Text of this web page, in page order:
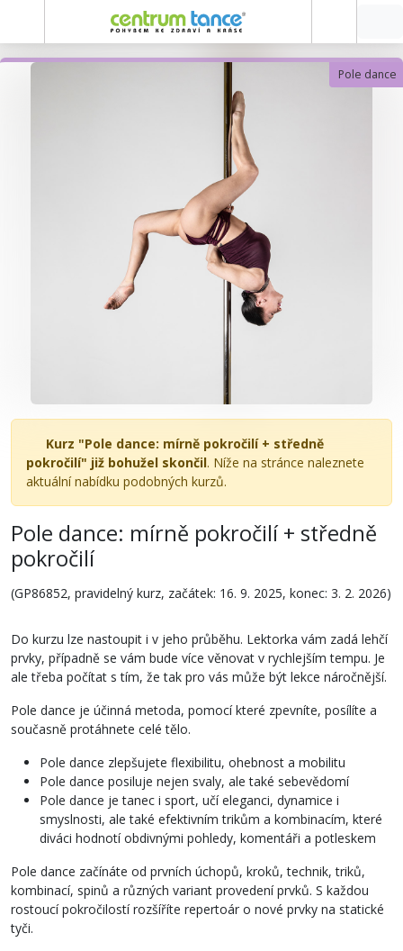
Pole dance
Kurz "Pole dance: mírně pokročilí + středně
pokročilí" již bohužel skončil. Níže na stránce naleznete
aktuální nabídku podobných kurzů.
Pole dance: mírně pokročilí + středně
pokročilí
(GP86852, pravidelný kurz, začátek: 16. 9. 2025, konec: 3. 2. 2026)
Do kurzu lze nastoupit i v jeho průběhu. Lektorka vám zadá lehčí
prvky, případně se vám bude více věnovat v rychlejším tempu. Je
ale třeba počítat s tím, že tak pro vás může být lekce náročnější.
Pole dance je účinná metoda, pomocí které zpevníte, posílíte a
současně protáhnete celé tělo.
Pole dance zlepšujete flexibilitu, ohebnost a mobilitu
Pole dance posiluje nejen svaly, ale také sebevědomí
Pole dance je tanec i sport, učí eleganci, dynamice i
smyslnosti, ale také efektivním trikům a kombinacím, které
diváci hodnotí obdivnými pohledy, komentáři a potleskem
Pole dance začínáte od prvních úchopů, kroků, technik, triků,
kombinací, spinů a různých variant provedení prvků. S každou
rostoucí pokročilostí rozšíříte repertoár o nové prvky na statické
tyči.